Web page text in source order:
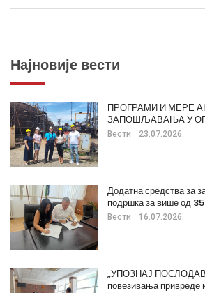
Најновије вести
Вести 23.07.2026.
ПРОГРАМИ И МЕРЕ
ЗАПОШЉАВАЊА У
Вести 16.07.2026.
Додатна средства за
подршка за више од
„УПОЗНАЈ
повезивања привреде